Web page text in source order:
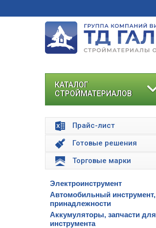
КАТАЛОГ
СТРОЙМАТЕРИАЛОВ
Прайс-лист
Готовые решения
Торговые марки
Электроинструмент
Автомобильный инструмент,
принадлежности
Аккумуляторы, запчасти для
инструмента